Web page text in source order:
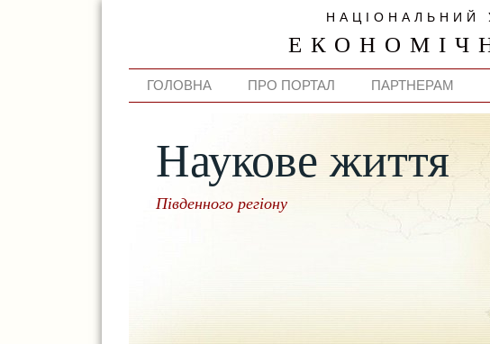
НАЦІОНАЛЬНИЙ
ГОЛОВНА ПРО ПОРТАЛ ПАРТНЕРАМ
Наукове життя
Південного регіону